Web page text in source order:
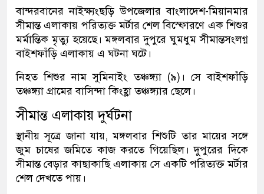
বান্দরবানের নাইক্ষ্যংছড়ি উপজেলার বাংলাদেশ-মিয়ানমার
সীমান্ত এলাকায় পরিত্যক্ত মর্টার শেল বিস্ফোরণে এক শিশুর
মর্মান্তিক মৃত্যু হয়েছে। মঙ্গলবার দুপুরে ঘুমধুম সীমান্তসংলগ্ন
বাইশফাঁড়ি এলাকায় এ ঘটনা ঘটে।
নিহত শিশুর নাম সুমিনাইং তঞ্চঙ্গ্যা (৯)। সে বাইশফাঁড়ি
তঞ্চঙ্গ্যা গ্রামের বাসিন্দা কিংহ্লা তঞ্চঙ্গ্যার ছেলে।
সীমান্ত এলাকায় দুর্ঘটনা
স্থানীয় সূত্রে জানা যায়, মঙ্গলবার শিশুটি তার মায়ের সঙ্গে
জুম চাষের জমিতে কাজ করতে গিয়েছিল। দুপুরের দিকে
সীমান্ত বেড়ার কাছাকাছি এলাকায় সে একটি পরিত্যক্ত মর্টার
শেল দেখতে পায়।